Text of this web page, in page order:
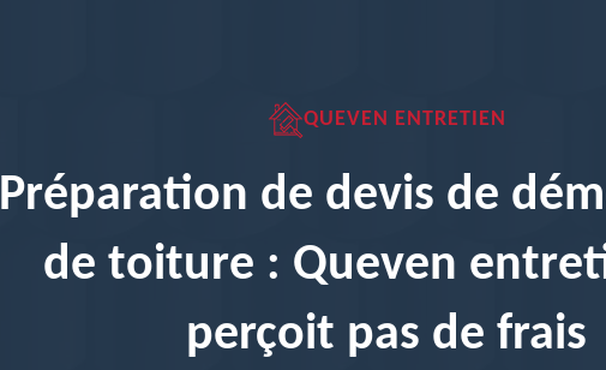
QUEVEN ENTRETIEN
Préparation de devis de
de toiture : Queven
perçoit pas de frais